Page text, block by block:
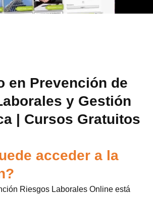
en Prevención de
y Gestión
| Cursos Gratuitos
acceder a la
Riesgos Laborales Online está